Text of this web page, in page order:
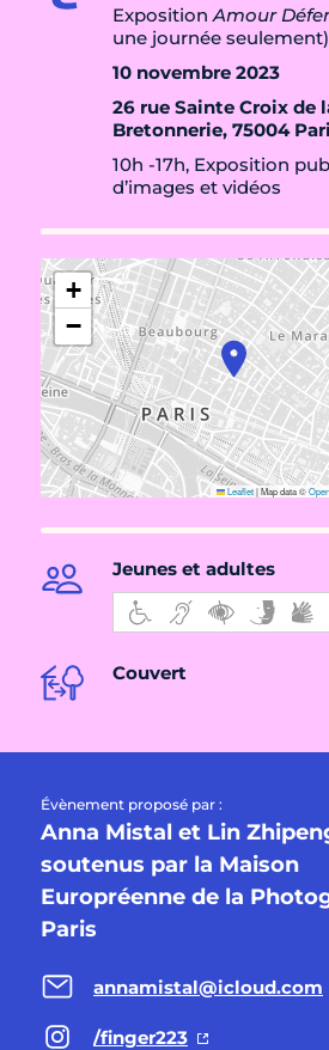
ExpositionAmour
une journée seulement)
10 novembre 2023
26 rue Sainte Croix de
Bretonnerie, 75004
10h -17h, Exposition
d’images et vidéos
+
−
Leaflet|Map data ©
Jeunes et adultes
Couvert
Évènement proposé par :
Anna Mistal et Lin
soutenus par la Maison
Europréenne de la
Paris
annamistal@icloud.com
/finger223